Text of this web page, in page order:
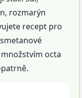
rozmarýn
recept pro
octa